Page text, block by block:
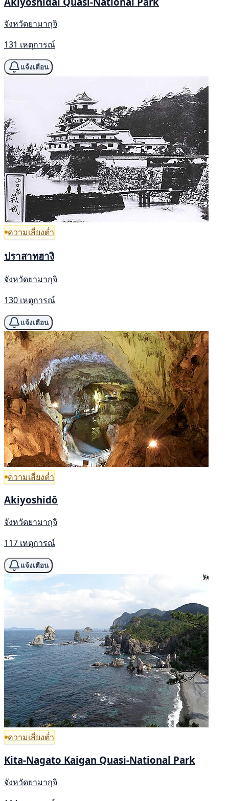
จังหวัดยามากุจิ
131 เหตุการณ์
แจ้งเตือน
ความเสี่ยงต่ำ
ปราสาทฮางิ
จังหวัดยามากุจิ
130 เหตุการณ์
แจ้งเตือน
ความเสี่ยงต่ำ
Akiyoshidō
จังหวัดยามากุจิ
117 เหตุการณ์
แจ้งเตือน
ความเสี่ยงต่ำ
Kita-Nagato Kaigan Quasi-National Park
จังหวัดยามากุจิ